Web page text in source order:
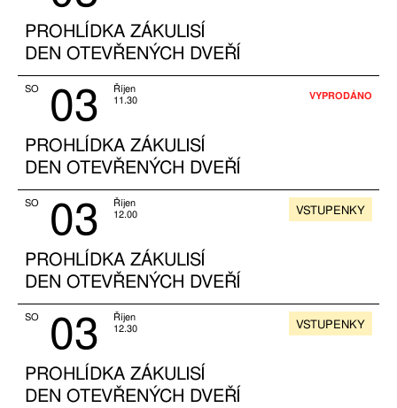
PROHLÍDKA ZÁKULISÍ
DEN OTEVŘENÝCH DVEŘÍ
SO 03
Říjen
11.30
PROHLÍDKA ZÁKULISÍ
DEN OTEVŘENÝCH DVEŘÍ
VYPRODÁNO
SO 03
Říjen
12.00
PROHLÍDKA ZÁKULISÍ
DEN OTEVŘENÝCH DVEŘÍ
VSTUPENKY
SO 03
Říjen
12.30
PROHLÍDKA ZÁKULISÍ
DEN OTEVŘENÝCH DVEŘÍ
VSTUPENKY